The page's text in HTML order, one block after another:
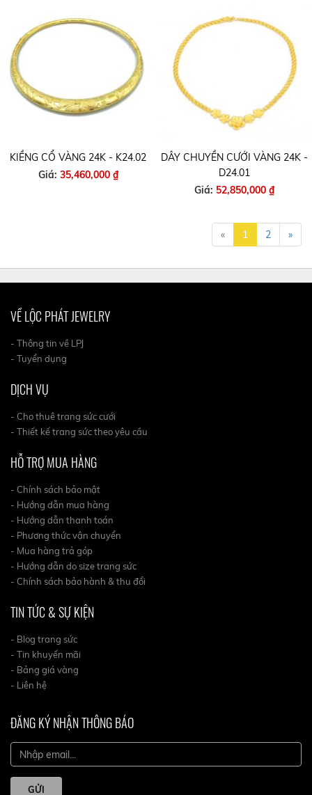
KIỀNG CỔ VÀNG 24K - K24.02
Giá: 35,460,000 ₫
DÂY CHUYỀN CƯỚI VÀNG 24K -
D24.01
Giá: 52,850,000 ₫
« 1 2 »
VỀ LỘC PHÁT JEWELRY
- Thông tin về LPJ
- Tuyển dụng
DỊCH VỤ
- Cho thuê trang sức cưới
- Thiết kế trang sức theo yêu cầu
HỖ TRỢ MUA HÀNG
- Chính sách bảo mật
- Hướng dẫn mua hàng
- Hướng dẫn thanh toán
- Phương thức vận chuyển
- Mua hàng trả góp
- Hướng dẫn do size trang sức
- Chính sách bảo hành & thu đổi
TIN TỨC & SỰ KIỆN
- Blog trang sức
- Tin khuyến mãi
- Bảng giá vàng
- Liên hệ
ĐĂNG KÝ NHẬN THÔNG BÁO
GỬI